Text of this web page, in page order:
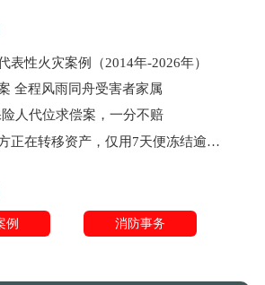
表性火灾案例（2014年-2026年）
全程风雨同舟受害者家属
人代位求偿案，一分不赔
仓库起火，对方正在转移资产，仅用7天便冻结逾千万元现金
例 消防事务